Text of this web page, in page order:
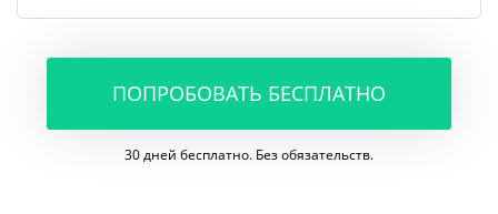
ПОПРОБОВАТЬ БЕСПЛАТНО
30 дней бесплатно. Без обязательств.